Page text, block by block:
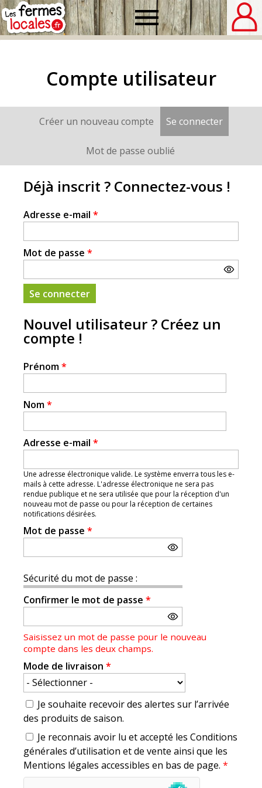
Fermes
Compte utilisateur
OngletsCréer un nouveau compte Se connecter(onglet
Mot de passe oublié
Déjà inscrit ? Connectez-vous !
Adresse e-mail *
Mot de passe *
Nouvel utilisateur ? Créez un
compte !
Prénom*
Nom*
Adresse e-mail *
Une adresse électronique valide. Le système enverra tous les e-
mails à cette adresse. L'adresse électronique ne sera pas
rendue publique et ne sera utilisée que pour la réception d'un
nouveau mot de passe ou pour la réception de certaines
notifications désirées.
Mot de passe *
Sécurité du mot de passe :
Confirmer le mot de passe *
Saisissez un mot de passe pour le nouveau
compte dans les deux champs.
Mode de livraison *
Je souhaite recevoir des alertes sur l’arrivée
des produits de saison.
Je reconnais avoir lu et accepté les Conditions
générales d’utilisation et de vente ainsi que les
Mentions légales accessibles en bas de page. *